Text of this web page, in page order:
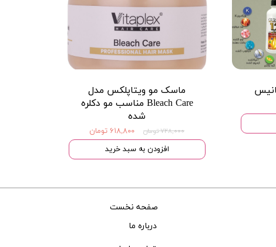
ماسک مو ویتاپلکس مدل
Bleach Care مناسب مو دکلره
شده
۷۲۸,۰۰۰ تومان
۶۱۸,۸۰۰ تومان
افزودن به سبد خرید
درباره ما
صفحه نخست